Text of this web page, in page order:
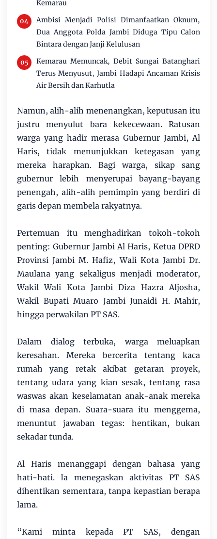
Kemarau
Ambisi Menjadi Polisi Dimanfaatkan Oknum,
Dua Anggota Polda Jambi Diduga Tipu Calon
Bintara dengan Janji Kelulusan
Kemarau Memuncak, Debit Sungai Batanghari
Terus Menyusut, Jambi Hadapi Ancaman Krisis
Air Bersih dan Karhutla
Namun, alih-alih menenangkan, keputusan itu
justru menyulut bara kekecewaan. Ratusan
warga yang hadir merasa Gubernur Jambi, Al
Haris, tidak menunjukkan ketegasan yang
mereka harapkan. Bagi warga, sikap sang
gubernur lebih menyerupai bayang-bayang
penengah, alih-alih pemimpin yang berdiri di
garis depan membela rakyatnya.
Pertemuan itu menghadirkan tokoh-tokoh
penting: Gubernur Jambi Al Haris, Ketua DPRD
Provinsi Jambi M. Hafiz, Wali Kota Jambi Dr.
Maulana yang sekaligus menjadi moderator,
Wakil Wali Kota Jambi Diza Hazra Aljosha,
Wakil Bupati Muaro Jambi Junaidi H. Mahir,
hingga perwakilan PT SAS.
Dalam dialog terbuka, warga meluapkan
keresahan. Mereka bercerita tentang kaca
rumah yang retak akibat getaran proyek,
tentang udara yang kian sesak, tentang rasa
waswas akan keselamatan anak-anak mereka
di masa depan. Suara-suara itu menggema,
menuntut jawaban tegas: hentikan, bukan
sekadar tunda.
Al Haris menanggapi dengan bahasa yang
hati-hati. Ia menegaskan aktivitas PT SAS
dihentikan sementara, tanpa kepastian berapa
lama.
“Kami minta kepada PT SAS, dengan